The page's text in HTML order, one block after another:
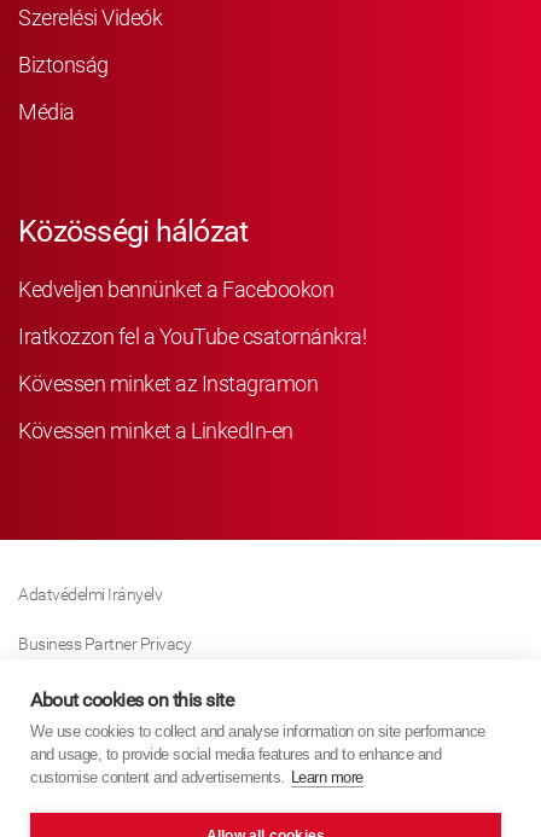
Szerelési Videók
Biztonság
Média
Közösségi hálózat
Kedveljen bennünket a Facebookon
Iratkozzon fel a YouTube csatornánkra!
Kövessen minket az Instagramon
Kövessen minket a LinkedIn-en
Adatvédelmi Irányelv
Business Partner Privacy
Sütikre Vonatkozó Irányelv
Modern Slavery Act Policy
About cookies on this site
We use cookies to collect and analyse information on site performance
and usage, to provide social media features and to enhance and
customise content and advertisements. Learn more